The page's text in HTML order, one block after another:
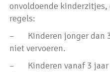
onvoldoende
regels:
– Kinderen jonger dan
niet vervoeren.
– Kinderen vanaf 3 jaar